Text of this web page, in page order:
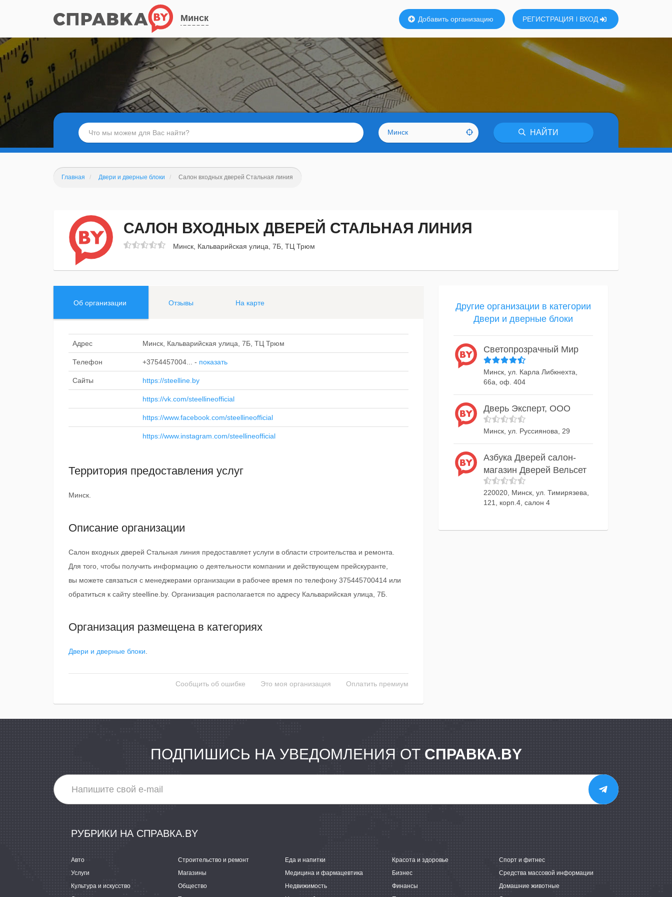
Минск Добавить организацию РЕГИСТРАЦИЯ ВХОД
Минск НАЙТИ
Главная Двери и дверные блоки Салон входных дверей Стальная линия
САЛОН ВХОДНЫХ ДВЕРЕЙ СТАЛЬНАЯ ЛИНИЯ
Минск, Кальварийская улица, 7Б, ТЦ Трюм
Об организации Отзывы На карте
Адрес Минск, Кальварийская улица, 7Б, ТЦ Трюм
Телефон +3754457004... - показать
Сайты https://steelline.by
https://vk.com/steellineofficial
https://www.facebook.com/steellineofficial
https://www.instagram.com/steellineofficial
Территория предоставления услуг
Минск.
Описание организации
Салон входных дверей Стальная линия предоставляет услуги в области строительства и ремонта.
Для того, чтобы получить информацию о деятельности компании и действующем прейскуранте,
вы можете связаться с менеджерами организации в рабочее время по телефону 375445700414 или
обратиться к сайту steelline.by. Организация располагается по адресу Кальварийская улица, 7Б.
Организация размещена в категориях
Двери и дверные блоки
Сообщить об ошибке Это моя организация Оплатить премиум
Другие организации в категории
Двери и дверные блоки
Светопрозрачный Мир
Минск, ул. Карла Либкнехта,
66а, оф. 404
Дверь Эксперт, ООО
Минск, ул. Руссиянова, 29
Азбука Дверей салон-
магазин Дверей Вельсет
220020, Минск, ул. Тимирязева,
121, корп.4, салон 4
ПОДПИШИСЬ НА УВЕДОМЛЕНИЯ ОТ СПРАВКА.BY
РУБРИКИ НА СПРАВКА.BY
Авто Строительство и ремонт Еда и напитки Красота и здоровье
Спорт и фитнес
Услуги
Магазины Медицина и фармацевтика Бизнес
Средства массовой информации
Культура и искусство
Общество Недвижимость Финансы
Домашние животные